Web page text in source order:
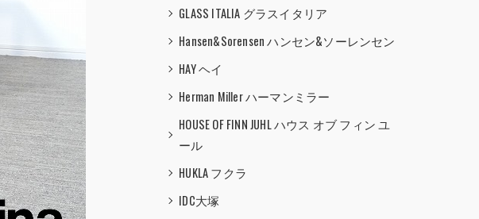
GLASS ITALIA グラスイタリア
Hansen&Sorensen ハンセン&ソーレンセン
HAY ヘイ
Herman Miller ハーマンミラー
HOUSE OF FINN JUHL ハウス オブ フィン ユ
ール
HUKLA フクラ
IDC大塚